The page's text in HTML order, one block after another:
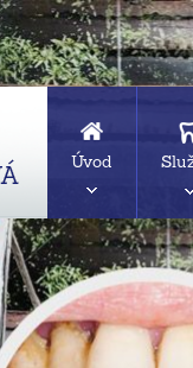
Úvod